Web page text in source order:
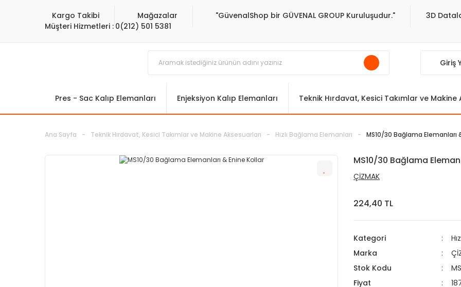
Kargo Takibi Mağazalar "GüvenalShop bir GÜVENAL GROUP Kuruluşudur."
3D
Müşteri Hizmetleri : 0(212) 501 5381
Giriş
Pres - Sac Kalıp Elemanları Enjeksiyon Kalıp Elemanları Teknik Hırdavat, Kesici Takımlar ve Makine
Ana Sayfa Teknik Hırdavat, Kesici Takımlar ve Makine Aksesuarları Hızlı Bağlama Elemanları MS10/30 Bağlama Elemanları
MS10/30 Bağlama
ÇİZMAK
224,40 TL
Kategori
Marka
Stok Kodu
Fiyat